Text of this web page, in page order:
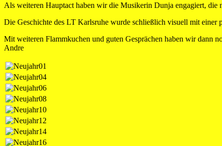
Als weiteren Hauptact haben wir die Musikerin Dunja engagiert, die
Die Geschichte des LT Karlsruhe wurde schließlich visuell mit
Mit weiteren Flammkuchen und guten Gesprächen haben wir dann
Andre